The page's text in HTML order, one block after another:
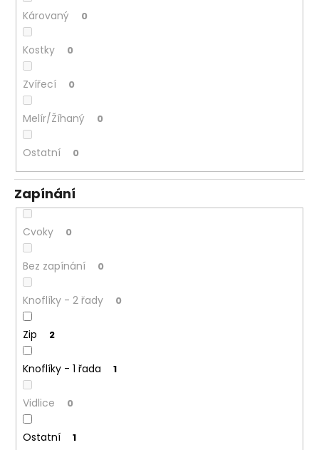
Károvaný 0
Kostky 0
Zvířecí 0
Melír/Žíhaný 0
Ostatní 0
Zapínání
Cvoky 0
Bez zapínání 0
Knoflíky - 2 řady 0
Zip 2
Knoflíky - 1 řada 1
Vidlice 0
Ostatní 1